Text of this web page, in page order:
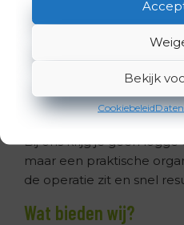
Bekijk
Cookiebeleid
Je werkt in een
zichtbaar is. We zoeken
voor
een team dat
nodig heeft.
Bij ons krijg je geen
maar een praktische
de operatie zit en snel
Wat bieden wij?